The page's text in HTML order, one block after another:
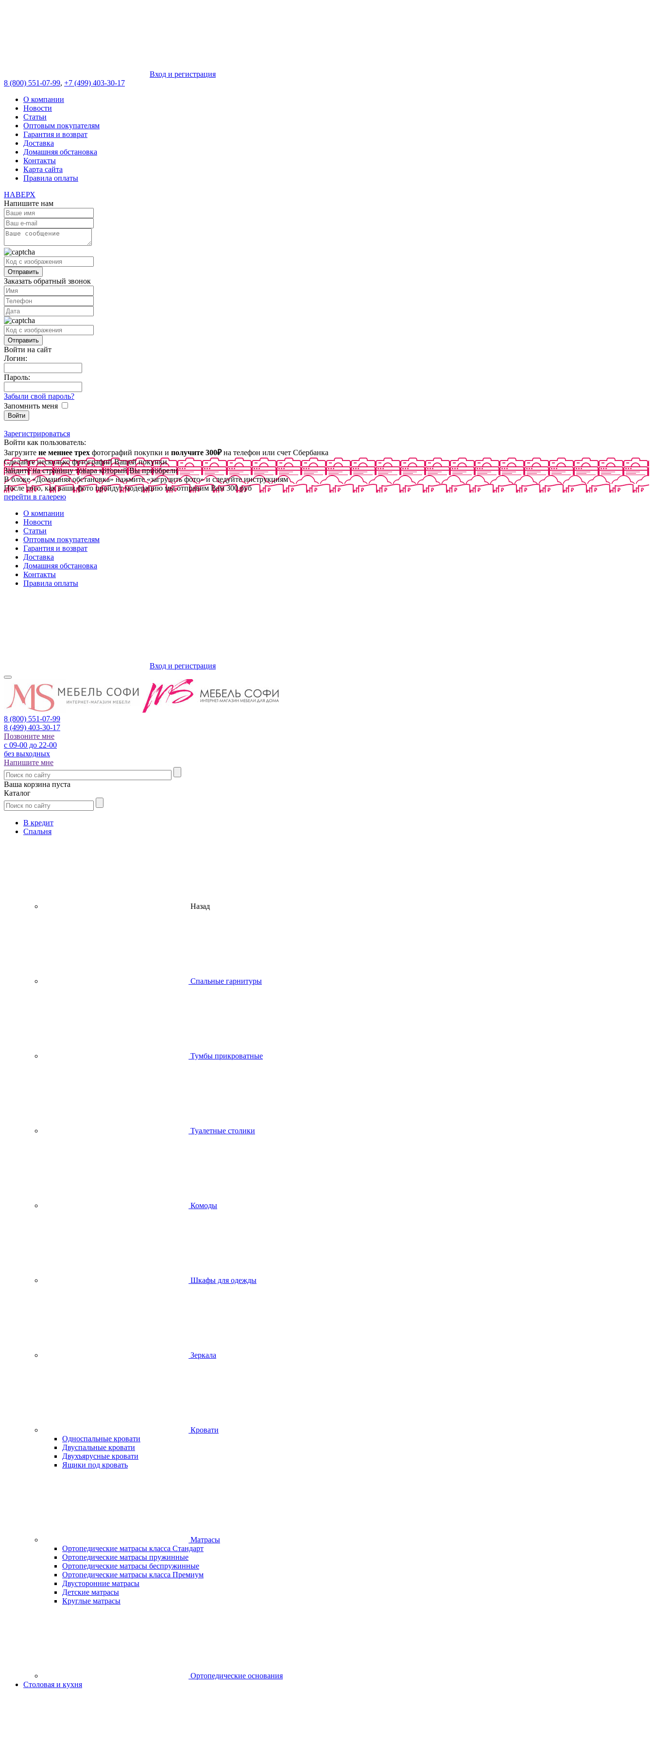
Вход и регистрация
8 (800) 551-07-99, +7 (499) 403-30-17
О компании
Новости
Статьи
Оптовым покупателям
Гарантия и возврат
Доставка
Домашняя обстановка
Контакты
Карта сайта
Правила оплаты
НАВЕРХ
Напишите нам
Заказать обратный звонок
Войти на сайт
Логин:
Пароль:
Забыли свой пароль?
Запомнить меня
Зарегистрироваться
Войти как пользователь:
Загрузите не меннее трех фотографий покупки и получите 300₽на телефон или счет Сбербанка
Сделайте несколько фотографий Вашей покупки
Зайдите на страницу товара который Вы приобрели
В блоке «Домашняя обстановка» нажмите «загрузить фото» и следуйте инструкциям
После того, как ваши фото пройдут модерацию мы отправим Вам 300 руб
перейти в галерею
О компании
Новости
Статьи
Оптовым покупателям
Гарантия и возврат
Доставка
Домашняя обстановка
Контакты
Правила оплаты
Вход и регистрация
8 (800) 551-07-99
8 (499) 403-30-17
Позвоните мне
с 09-00 до 22-00
без выходных
Напишите мне
Ваша корзина пуста
Каталог
В кредит
Спальня
Назад
Спальные гарнитуры
Тумбы прикроватные
Туалетные столики
Комоды
Шкафы для одежды
Зеркала
Кровати
Односпальные кровати
Двуспальные кровати
Двухъярусные кровати
Ящики под кровать
Матрасы
Ортопедические матрасы класса Стандарт
Ортопедические матрасы пружинные
Ортопедические матрасы беспружинные
Ортопедические матрасы класса Премиум
Двусторонние матрасы
Детские матрасы
Круглые матрасы
Ортопедические основания
Столовая и кухня